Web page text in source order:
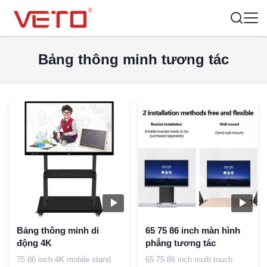
Bảng thông minh tương tác
Bảng thông minh di
động 4K
75 86 inch 4K mobile stand
65 75 86 inch màn hình
phẳng tương tác
65 75 86 inch multi touch